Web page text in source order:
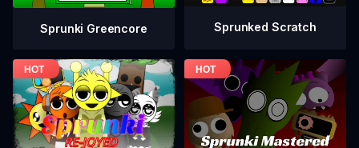
Sprunki Greencore Sprunked Scratch